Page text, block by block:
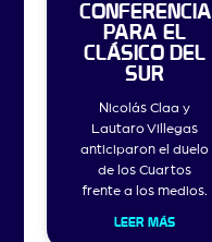
CONFERENCIA
PARA EL
CLÁSICO DEL
SUR
Nicolás Claa y
Lautaro Villegas
anticiparon el duelo
de los Cuartos
frente a los medios.
LEER MÁS